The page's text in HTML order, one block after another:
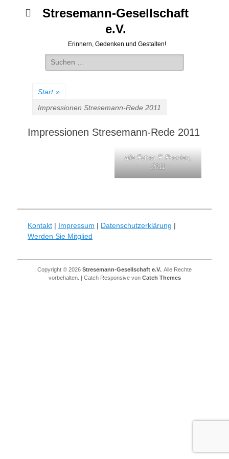
Stresemann-Gesellschaft
e.V.
Erinnern, Gedenken und Gestalten!
Suchen
nach:
Start »
Impressionen Stresemann-Rede 2011
Impressionen Stresemann-Rede 2011
alle Fotos: F. Posnien,
2011
Kontakt | Impressum | Datenschutzerklärung |
Werden Sie Mitglied
Copyright © 2026 Stresemann-Gesellschaft e.V. . Alle Rechte
vorbehalten. | Catch Responsive von Catch Themes